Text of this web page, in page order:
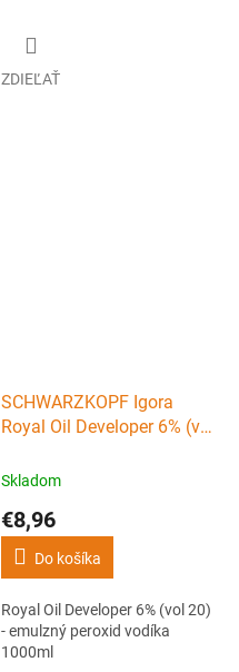
ZDIEĽAŤ
SCHWARZKOPF Igora
Royal Oil Developer 6% (vol
vodíka 1000ml
Skladom
€8,96
Do košíka
Royal Oil Developer 6% (vol 20)
- emulzný peroxid vodíka
1000ml